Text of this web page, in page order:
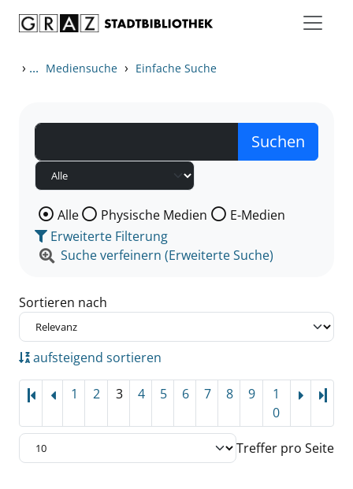
› ... Mediensuche › Einfache Suche
Wählen Sie die Medienart nach der Sie suchen wollen.
Alle Physische Medien
E-Medien
Erweiterte Filterung
Suche verfeinern (Erweiterte Suche)
Sortieren nach
aufsteigend sortieren
1 2 3 4 5 6 7 8 9
1
0
Treffer pro Seite